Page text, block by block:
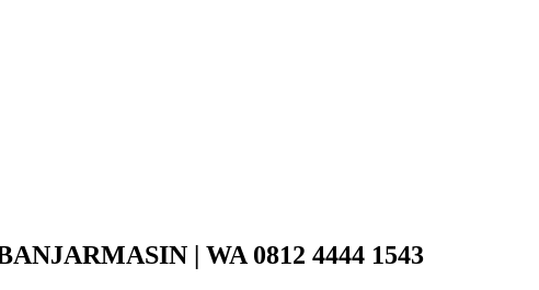
| WA 0812 4444 1543